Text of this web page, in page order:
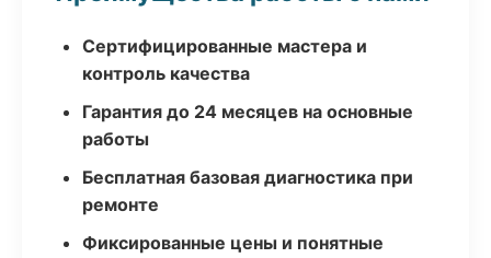
Сертифицированные мастера и
контроль качества
Гарантия до 24 месяцев на основные
работы
Бесплатная базовая диагностика при
ремонте
Фиксированные цены и понятные